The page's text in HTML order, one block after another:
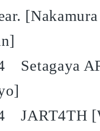
Setagaya
JART4TH